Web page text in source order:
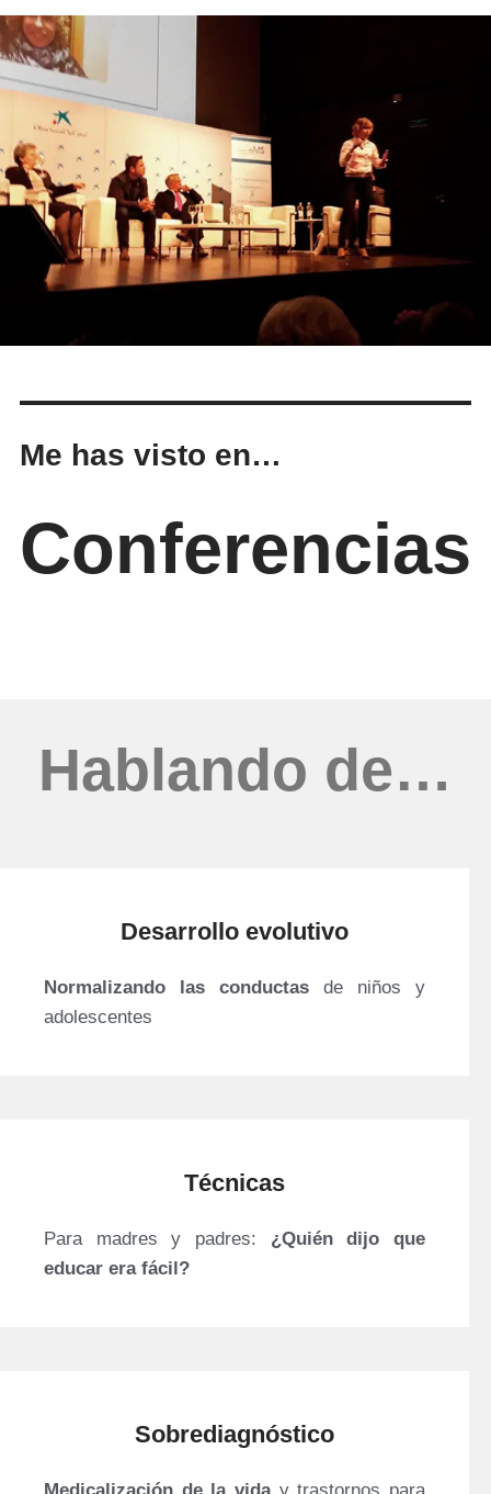
Me has visto en…
Conferencias
Hablando de…
Desarrollo evolutivo
Normalizando las conductas de niños y
adolescentes
Técnicas
Para madres y padres: ¿Quién dijo que
educar era fácil?
Sobrediagnóstico
Medicalización de la vida y trastornos para